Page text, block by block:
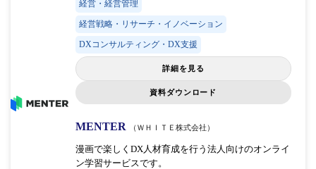
経営・経営管理
経営戦略・リサーチ・イノベーション
DXコンサルティング・DX支援
詳細を見る
資料ダウンロード
MENTER （ＷＨＩＴＥ株式会社）
漫画で楽しくDX人材育成を行う法人向けのオンライ
ン学習サービスです。